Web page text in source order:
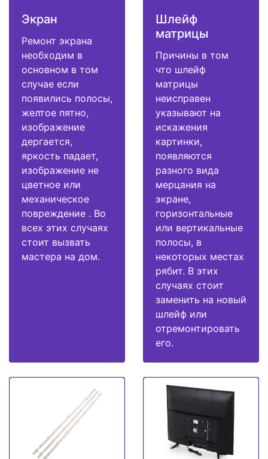
Экран
Ремонт экрана
необходим в
основном в том
случае если
появились полосы,
желтое пятно,
изображение
дергается,
яркость падает,
изображение не
цветное или
механическое
повреждение . Во
всех этих случаях
стоит вызвать
мастера на дом.
Шлейф
матрицы
Причины в том
что шлейф
матрицы
неисправен
указывают на
искажения
картинки,
появляются
разного вида
мерцания на
экране,
горизонтальные
или вертикальные
полосы, в
некоторых местах
рябит. В этих
случаях стоит
заменить на новый
шлейф или
отремонтировать
его.